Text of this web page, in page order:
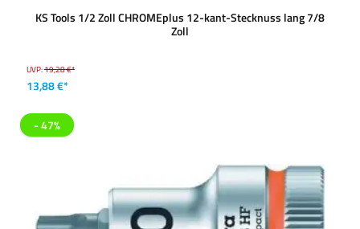
KS Tools 1/2 Zoll CHROMEplus 12-kant-Stecknuss lang 7/8
Zoll
UVP:19,28 €*
13,88 €*
- 47%